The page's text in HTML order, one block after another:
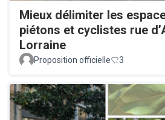
Mieux délimiter les
piétons et cyclistes rue
Lorraine
Proposition officielle 3